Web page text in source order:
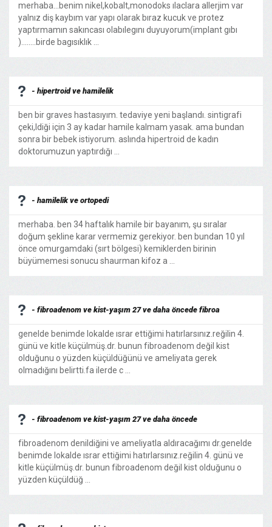
merhaba...benim nikel,kobalt,monodoks ılaclara allerjim var
yalnız diş kaybım var yapı olarak bıraz kucuk ve protez
yaptırmamın sakıncası olabılegını duyuyorum(implant gıbı
)........birde bagısıklık ...
- hipertroid ve hamilelik
ben bir graves hastasıyım. tedaviye yeni başlandı. sintigrafi
çeki,ldiği için 3 ay kadar hamile kalmam yasak. ama bundan
sonra bir bebek istiyorum. aslında hipertroid de kadın
doktorumuzun yaptırdığı ...
- hamilelik ve ortopedi
merhaba. ben 34 haftalık hamile bir bayanım, şu sıralar
doğum şekline karar vermemiz gerekiyor. ben bundan 10 yıl
önce omurgamdaki (sırt bölgesi) kemiklerden birinin
büyümemesi sonucu shaurman kifoz a ...
- fibroadenom ve kist-yaşım 27 ve daha öncede fibroa
genelde benimde lokalde ısrar ettiğimi hatırlarsınız.reğilin 4.
günü ve kitle küçülmüş.dr. bunun fibroadenom değil kist
olduğunu o yüzden küçüldüğünü ve ameliyata gerek
olmadığını belirtti.fa ilerde c ...
- fibroadenom ve kist-yaşım 27 ve daha öncede
fibroadenom denildiğini ve ameliyatla aldıracağımı dr.genelde
benimde lokalde ısrar ettiğimi hatırlarsınız.reğilin 4. günü ve
kitle küçülmüş.dr. bunun fibroadenom değil kist olduğunu o
yüzden küçüldüğ ...